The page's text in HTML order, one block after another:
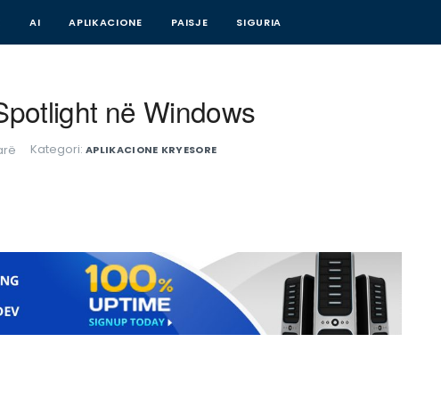
AI APLIKACIONE PAISJE SIGURIA
në Windows
Kategori: APLIKACIONE KRYESORE